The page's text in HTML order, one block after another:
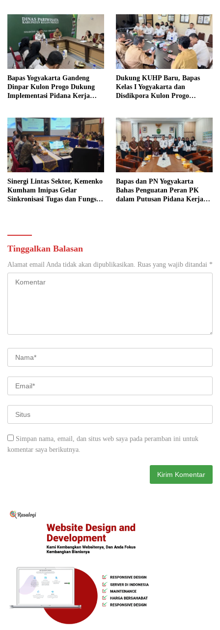
Bapas Yogyakarta Gandeng
Dinpar Kulon Progo Dukung
Implementasi Pidana Kerja
Dukung KUHP Baru, Bapas
Kelas I Yogyakarta dan
Disdikpora Kulon Progo
Sinergi Lintas Sektor, Kemenko
Kumham Imipas Gelar
Sinkronisasi Tugas dan Fungsi
Bapas dan PN Yogyakarta
Bahas Penguatan Peran PK
dalam Putusan Pidana Kerja
Tinggalkan Balasan
Alamat email Anda tidak akan dipublikasikan. Ruas yang wajib ditandai *
Simpan nama, email, dan situs web saya pada peramban ini untuk
komentar saya berikutnya.